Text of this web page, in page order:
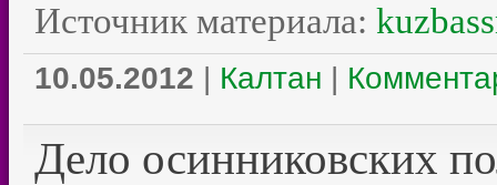
Источник материала:
10.05.2012 | Калтан |
Дело осинниковских